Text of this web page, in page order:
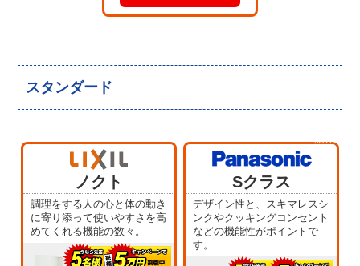
スタンダード
ノクト
調理をする人の心と体の動き
に寄り添って使いやすさを高
めてくれる機能の数々。
Sクラス
デザイン性と、スキマレスシ
ンクやクッキングコンセント
などの機能性がポイントで
す。